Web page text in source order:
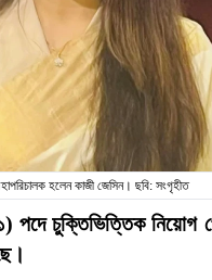
হলেন কাজী জেসিন। ছবি: সংগৃহীত
১) পদে চুক্তিভিত্তিক